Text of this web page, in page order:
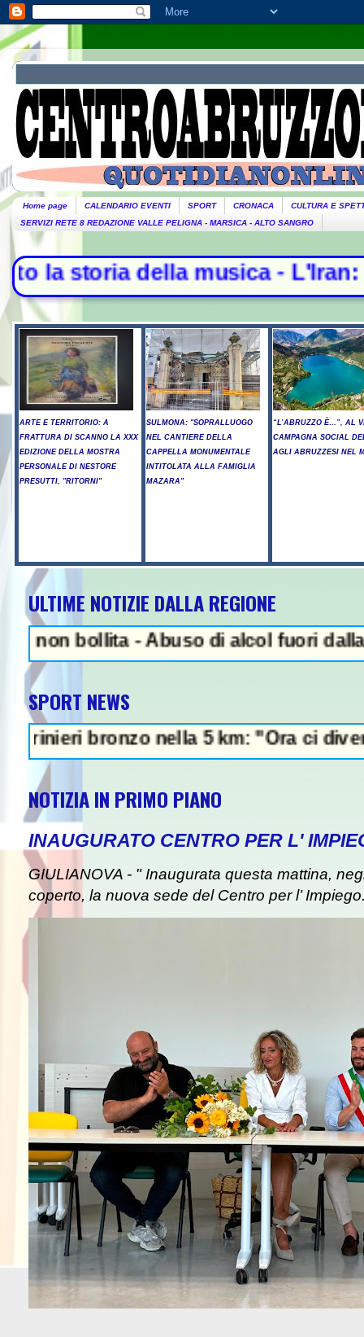
Home page CALENDARIO EVENTI SPORT CRONACA
CULTURA E
SERVIZI RETE 8 REDAZIONE VALLE PELIGNA - MARSICA - ALTO SANGRO
musica - L'Iran: "Non
ARTE E TERRITORIO: A
FRATTURA DI SCANNO LA XXX
EDIZIONE DELLA MOSTRA
PERSONALE DI NESTORE
PRESUTTI, "RITORNI"
SULMONA: "SOPRALLUOGO
NEL CANTIERE DELLA
CAPPELLA MONUMENTALE
INTITOLATA ALLA FAMIGLIA
MAZARA"
“L’ABRUZZO È…”, AL
CAMPAGNA SOCIAL
AGLI ABRUZZESI NEL
ULTIME NOTIZIE DALLA REGIONE
- Abuso di alcol fuori dalla
SPORT NEWS
nella 5 km: "Ora ci
NOTIZIA IN PRIMO PIANO
INAUGURATO CENTRO PER L'
GIULIANOVA - " Inaugurata questa mattina,
coperto, la nuova sede del Centro per l’
NEWS IN EVIDENZA -